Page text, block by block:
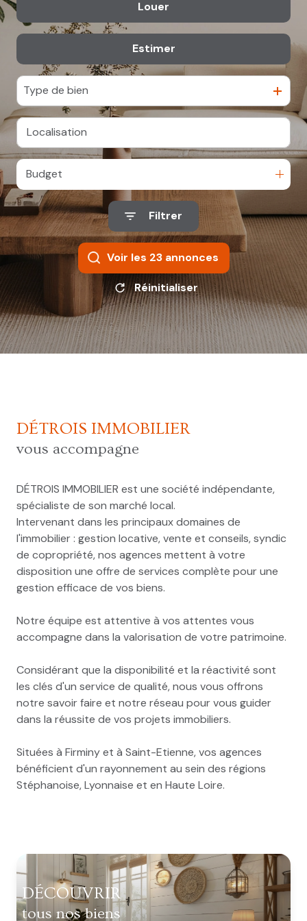
commerciaux
commerciaux
Autres
Nos
agences
& Nous
contacter
De l'immo pro
Louer
De l'immo pro
Estimer
Type de bien
Budget
Filtrer
Voir les 23annonces
Réinitialiser
DÉCOUVRIR
tous nos biens
DÉTROIS IMMOBILIER
vous accompagne
DÉTROIS IMMOBILIER est une société indépendante,
spécialiste de son marché local.
Intervenant dans les principaux domaines de
l'immobilier : gestion locative, vente et conseils, syndic
de copropriété, nos agences mettent à votre
disposition une offre de services complète pour une
gestion efficace de vos biens.
Notre équipe est attentive à vos attentes vous
accompagne dans la valorisation de votre patrimoine.
Considérant que la disponibilité et la réactivité sont
les clés d'un service de qualité, nous vous offrons
notre savoir faire et notre réseau pour vous guider
dans la réussite de vos projets immobiliers.
Situées à Firminy et à Saint-Etienne, vos agences
bénéficient d'un rayonnement au sein des régions
Stéphanoise, Lyonnaise et en Haute Loire.